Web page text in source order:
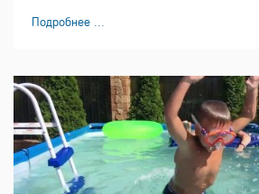
Подробнее ...